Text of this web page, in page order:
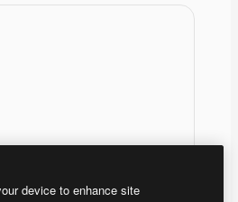
device to enhance site